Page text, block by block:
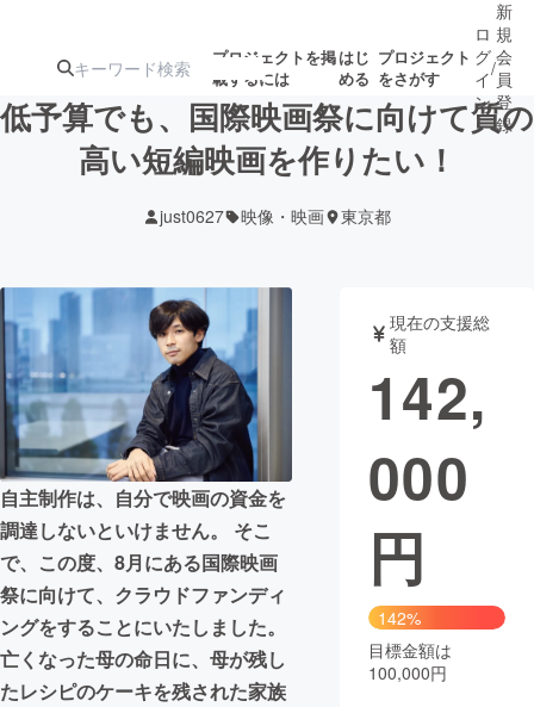
プロジェクトを掲
載するには
はじ
める
プロジェクト
をさがす
ターン
注目の新着プロ
ジェクト
募集終了が近いプ
ロジェクト
アート・写真 音楽
テクノロジー・ガジェット ゲーム・サ
映像・映画
ビジネス・起業
まちづくり・地域活性化
CAMPFIRE for Social Good
CAMPFIRE Creation
CAMPFIREふるさと納税machi-ya コミュニティ
ロ
グ
イ
ン
/
新
規
会
員
登
録
低予算でも、国際映画祭に向けて質の
高い短編映画を作りたい！
just0627 映像・映画 東京都
自主制作は、自分で映画の資金を
調達しないといけません。 そこ
で、この度、8月にある国際映画
祭に向けて、クラウドファンディ
ングをすることにいたしました。
亡くなった母の命日に、母が残し
たレシピのケーキを残された家族
現在の支援総
額
142,
000
円
142%
目標金額は
100,000円